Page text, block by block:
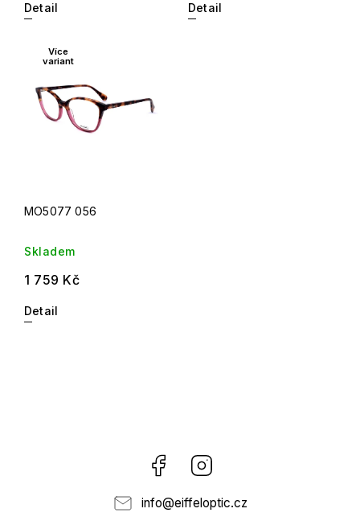
Detail Detail
Více
variant
MO5077 056
Skladem
1 759 Kč
Detail
Facebook
info@eiffeloptic.cz